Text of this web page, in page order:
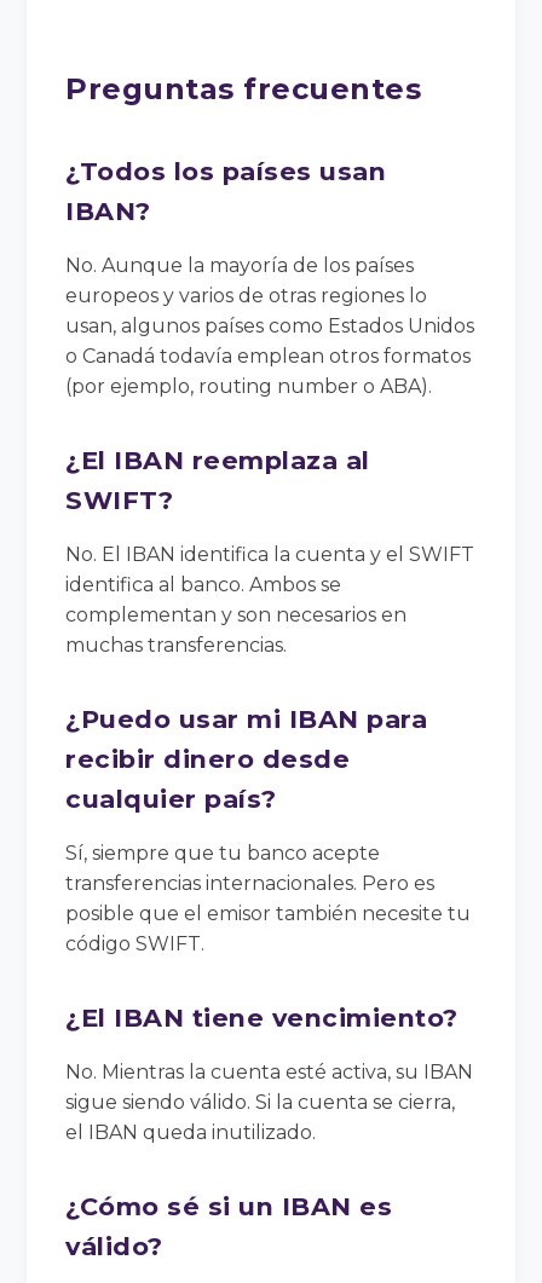
Preguntas frecuentes
¿Todos los países usan
IBAN?
No. Aunque la mayoría de los países
europeos y varios de otras regiones lo
usan, algunos países como Estados Unidos
o Canadá todavía emplean otros formatos
(por ejemplo, routing number o ABA).
¿El IBAN reemplaza al
SWIFT?
No. El IBAN identifica la cuenta y el SWIFT
identifica al banco. Ambos se
complementan y son necesarios en
muchas transferencias.
¿Puedo usar mi IBAN para
recibir dinero desde
cualquier país?
Sí, siempre que tu banco acepte
transferencias internacionales. Pero es
posible que el emisor también necesite tu
código SWIFT.
¿El IBAN tiene vencimiento?
No. Mientras la cuenta esté activa, su IBAN
sigue siendo válido. Si la cuenta se cierra,
el IBAN queda inutilizado.
¿Cómo sé si un IBAN es
válido?